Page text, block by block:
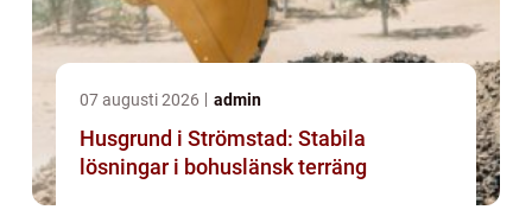
07 augusti 2026 admin
Husgrund i Strömstad: Stabila
lösningar i bohuslänsk terräng